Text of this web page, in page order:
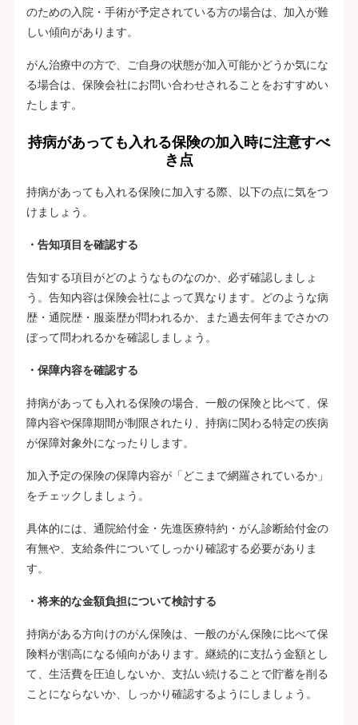
のための入院・手術が予定されている方の場合は、加入が難
しい傾向があります。
がん治療中の方で、ご自身の状態が加入可能かどうか気にな
る場合は、保険会社にお問い合わせされることをおすすめい
たします。
持病があっても入れる保険の加入時に注意すべ
き点
持病があっても入れる保険に加入する際、以下の点に気をつ
けましょう。
・告知項目を確認する
告知する項目がどのようなものなのか、必ず確認しましょ
う。告知内容は保険会社によって異なります。どのような病
歴・通院歴・服薬歴が問われるか、また過去何年までさかの
ぼって問われるかを確認しましょう。
・保障内容を確認する
持病があっても入れる保険の場合、一般の保険と比べて、保
障内容や保障期間が制限されたり、持病に関わる特定の疾病
が保障対象外になったりします。
加入予定の保険の保障内容が「どこまで網羅されているか」
をチェックしましょう。
具体的には、通院給付金・先進医療特約・がん診断給付金の
有無や、支給条件についてしっかり確認する必要がありま
す。
・将来的な金額負担について検討する
持病がある方向けのがん保険は、一般のがん保険に比べて保
険料が割高になる傾向があります。継続的に支払う金額とし
て、生活費を圧迫しないか、支払い続けることで貯蓄を削る
ことにならないか、しっかり確認するようにしましょう。